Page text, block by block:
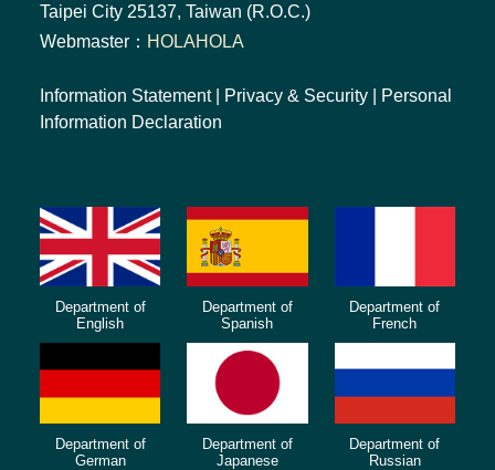
Taipei City 25137, Taiwan (R.O.C.)
Webmaster： HOLAHOLA
Information Statement| Privacy & Security
Personal
Information Declaration
Department of
English
Department of
Spanish
Department of
French
Department of
German
Department of
Japanese
Department of
Russian